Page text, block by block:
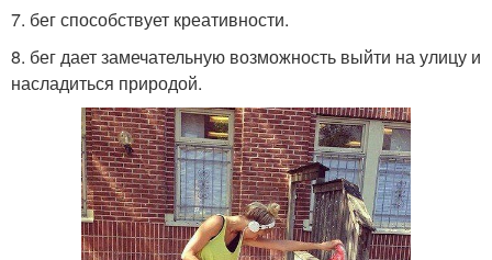
7. бег способствует креативности.
8. бег дает замечательную возможность выйти на улицу и
насладиться природой.